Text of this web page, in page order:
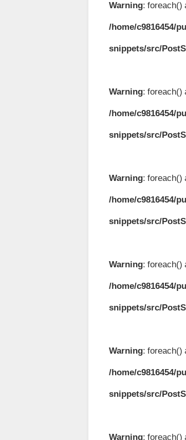
Warning: foreach()
/home/c9816454/
snippets/src/
Warning: foreach()
/home/c9816454/
snippets/src/
Warning: foreach()
/home/c9816454/
snippets/src/
Warning: foreach()
/home/c9816454/
snippets/src/
Warning: foreach()
/home/c9816454/
snippets/src/
Warning: foreach()